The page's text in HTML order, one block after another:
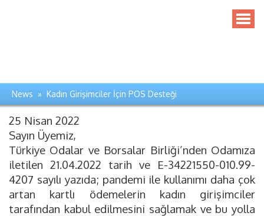
News » Kadın Girişimciler İçin POS Desteği
25 Nisan 2022
Sayın Üyemiz,
Türkiye Odalar ve Borsalar Birliği’nden Odamıza
iletilen 21.04.2022 tarih ve E-34221550-010.99-
4207 sayılı yazıda; pandemi ile kullanımı daha çok
artan kartlı ödemelerin kadın girişimciler
tarafından kabul edilmesini sağlamak ve bu yolla